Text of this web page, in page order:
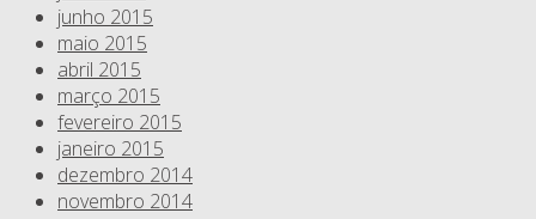
junho 2015
maio 2015
abril 2015
março 2015
fevereiro 2015
janeiro 2015
dezembro 2014
novembro 2014